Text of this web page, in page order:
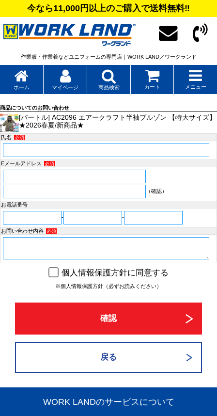
今なら11,000円以上のご購入で送料無料‼
作業服・作業着などユニフォームの専門店｜WORK LAND／ワークランド
ホーム マイページ 商品検索 カート メニュー
商品についてのお問い合わせ
[バートル] AC2096 エアークラフト半袖ブルゾン 【特大サイズ】
★2026春夏/新商品★
氏名 必須
Eメールアドレス 必須
（確認）
お電話番号
- -
お問い合わせ内容 必須
個人情報保護方針に同意する
※個人情報保護方針（必ずお読みください）
WORK LANDのサービスについて